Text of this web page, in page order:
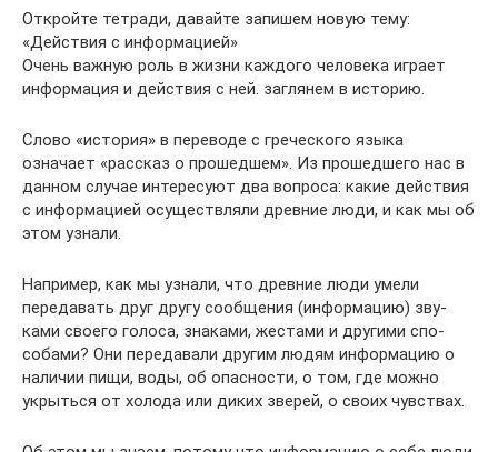
Откройте тетради, давайте запишем новую тему:
«Действия с информацией»
Очень важную роль в жизни каждого человека игра­ет
информация и действия с ней. заглянем в историю.
Слово «история» в переводе с греческого языка
означает «рассказ о прошедшем». Из прошедшего нас в
данном случае интересуют два вопроса: какие действия
с информацией осуществляли древние люди, и как мы об
этом узнали.
Например, как мы узнали, что древние люди умели
передавать друг другу сообщения (информацию) зву­
ками своего голоса, знаками, жестами и другими спо­
собами? Они передавали другим людям информацию о
наличии пищи, воды, об опасности, о том, где можно
укрыться от холода или диких зверей, о своих чувствах.